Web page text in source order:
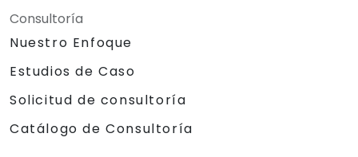
Consultoría
Nuestro Enfoque
Estudios de Caso
Solicitud de consultoría
Catálogo de Consultoría